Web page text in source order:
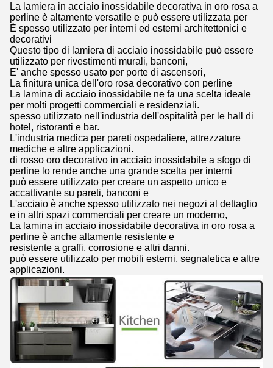
La lamiera in acciaio inossidabile decorativa in oro rosa a
perline è altamente versatile e può essere utilizzata per
È spesso utilizzato per interni ed esterni architettonici e
decorativi
Questo tipo di lamiera di acciaio inossidabile può essere
utilizzato per rivestimenti murali, banconi,
E' anche spesso usato per porte di ascensori,
La finitura unica dell'oro rosa decorativo con perline
La lamina di acciaio inossidabile ne fa una scelta ideale
per molti progetti commerciali e residenziali.
spesso utilizzato nell'industria dell'ospitalità per le hall di
hotel, ristoranti e bar.
L'industria medica per pareti ospedaliere, attrezzature
mediche e altre applicazioni.
di rosso oro decorativo in acciaio inossidabile a sfogo di
perline lo rende anche una grande scelta per interni
può essere utilizzato per creare un aspetto unico e
accattivante su pareti, banconi e
L'acciaio è anche spesso utilizzato nei negozi al dettaglio
e in altri spazi commerciali per creare un moderno,
La lamina in acciaio inossidabile decorativa in oro rosa a
perline è anche altamente resistente e
resistente a graffi, corrosione e altri danni.
può essere utilizzato per mobili esterni, segnaletica e altre
applicazioni.